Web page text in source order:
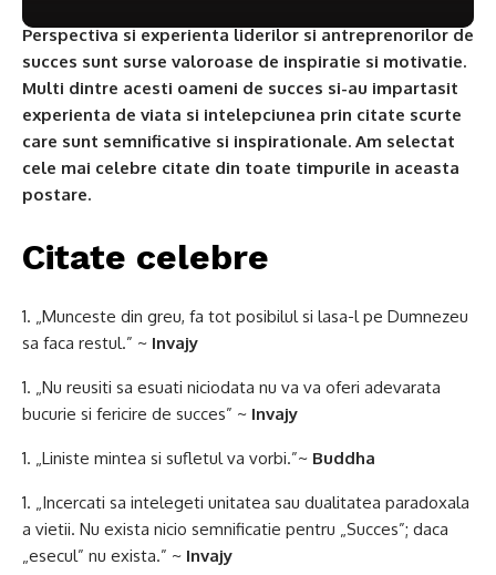
Perspectiva si experienta liderilor si antreprenorilor de
succes sunt surse valoroase de inspiratie si motivatie.
Multi dintre acesti oameni de succes si-au impartasit
experienta de viata si intelepciunea prin citate scurte
care sunt semnificative si inspirationale. Am selectat
cele mai celebre citate din toate timpurile in aceasta
postare.
Citate celebre
„Munceste din greu, fa ​​tot posibilul si lasa-l pe Dumnezeu
sa faca restul.” ~ Invajy
„Nu reusiti sa esuati niciodata nu va va oferi adevarata
bucurie si fericire de succes” ~ Invajy
„Liniste mintea si sufletul va vorbi.”~ Buddha
„Incercati sa intelegeti unitatea sau dualitatea paradoxala
a vietii. Nu exista nicio semnificatie pentru „Succes”; daca
„esecul” nu exista.” ~ Invajy